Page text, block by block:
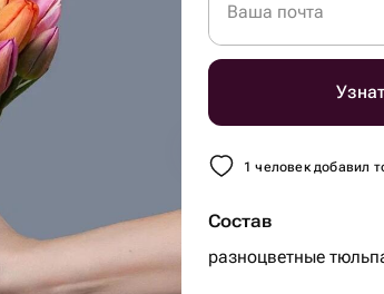
Ваша почта
1 человек добавил
Состав
разноцветные